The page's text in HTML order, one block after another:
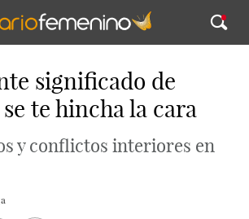
significado de
te hincha la cara
y conflictos interiores en